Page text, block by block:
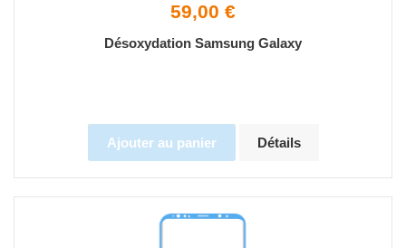
59,00 €
Désoxydation Samsung Galaxy
Ajouter au panier Détails